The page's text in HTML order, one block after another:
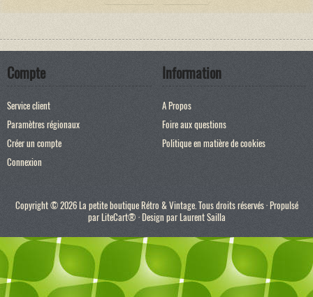
Compte
Service client
Paramètres régionaux
Créer un compte
Connexion
Information
A Propos
Foire aux questions
Politique en matière de cookies
Copyright © 2026 La petite boutique Rétro & Vintage. Tous droits réservés · Propulsé
parLiteCart® · Design parLaurent Sailla